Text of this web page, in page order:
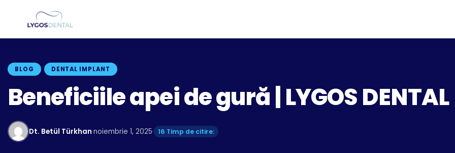
BLOG DENTAL IMPLANT
Beneficiile apei de gură | LYGOS DENTAL
Dt. Betül Türkhan·noiembrie 1, 2025· 16 Timp de citire: